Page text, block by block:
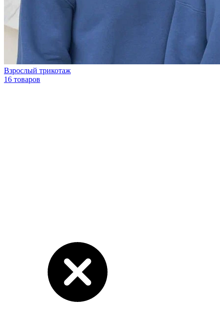
Взрослый трикотаж
16 товаров